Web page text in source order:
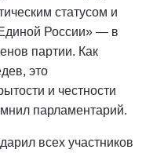
статусом и
России» — в
партии. Как
это
и честности
парламентарий.
всех участников